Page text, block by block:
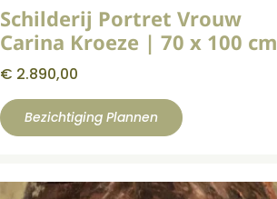
Schilderij Portret Vrouw
Carina Kroeze | 70 x 100 cm
€ 2.890,00
Bezichtiging Plannen